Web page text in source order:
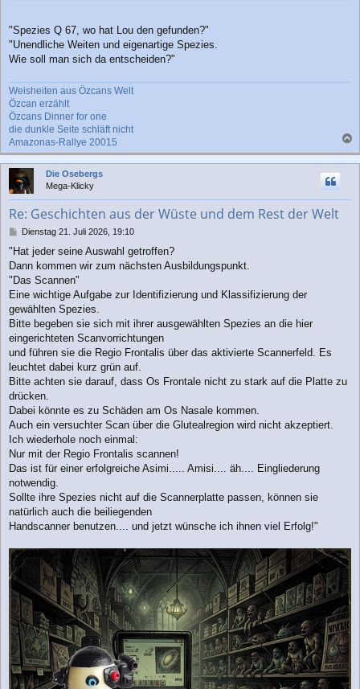
"Spezies Q 67, wo hat Lou den gefunden?"
"Unendliche Weiten und eigenartige Spezies.
Wie soll man sich da entscheiden?"
Weisheiten aus Özcans Welt
Özcan erzählt
Özcans Dinner for one
die dunkle Seite schläft nicht
Amazonas-Rallye 20015
a
c
Die Osebergs
Mega-Klicky
Re: Geschichten aus der Wüste und dem Rest der Welt
B
i
t
r
a
Dienstag 21. Juli 2026, 19:10
"Hat jeder seine Auswahl getroffen?
Dann kommen wir zum nächsten Ausbildungspunkt.
"Das Scannen"
Eine wichtige Aufgabe zur Identifizierung und Klassifizierung der
gewählten Spezies.
Bitte begeben sie sich mit ihrer ausgewählten Spezies an die hier
eingerichteten Scanvorrichtungen
und führen sie die Regio Frontalis über das aktivierte Scannerfeld. Es
leuchtet dabei kurz grün auf.
Bitte achten sie darauf, dass Os Frontale nicht zu stark auf die Platte zu
drücken.
Dabei könnte es zu Schäden am Os Nasale kommen.
Auch ein versuchter Scan über die Glutealregion wird nicht akzeptiert.
Ich wiederhole noch einmal:
Nur mit der Regio Frontalis scannen!
Das ist für einer erfolgreiche Asimi..... Amisi.... äh.... Eingliederung
notwendig.
Sollte ihre Spezies nicht auf die Scannerplatte passen, können sie
natürlich auch die beiliegenden
Handscanner benutzen.... und jetzt wünsche ich ihnen viel Erfolg!"